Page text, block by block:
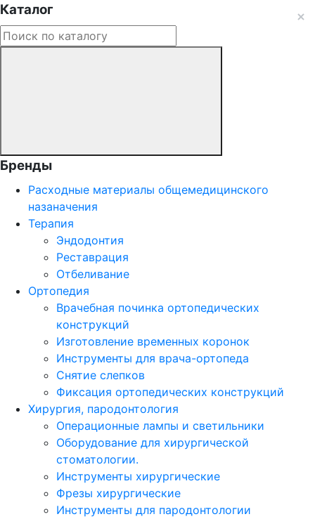
Каталог
Бренды
Расходные материалы общемедицинского
назаначения
Терапия
Эндодонтия
Реставрация
Отбеливание
Ортопедия
Врачебная починка ортопедических
конструкций
Изготовление временных коронок
Инструменты для врача-ортопеда
Снятие слепков
Фиксация ортопедических конструкций
Хирургия, пародонтология
Операционные лампы и светильники
Оборудование для хирургической
стоматологии.
Инструменты хирургические
Фрезы хирургические
Инструменты для пародонтологии